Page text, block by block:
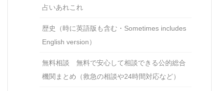
占いあれこれ
歴史（時に英語版も含む・Sometimes includes
English version）
無料相談 無料で安心して相談できる公的総合
機関まとめ（救急の相談や24時間対応など）